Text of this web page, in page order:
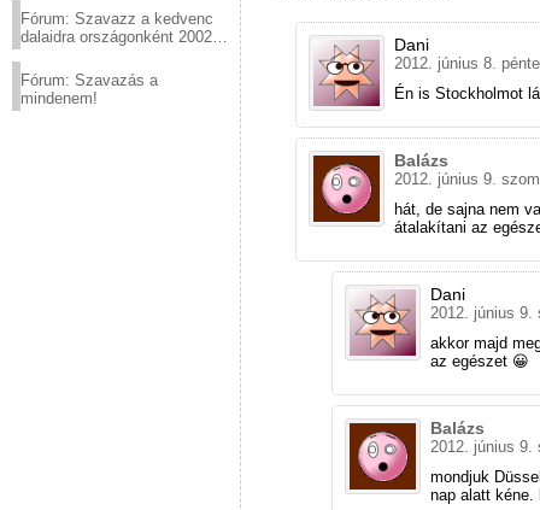
Fórum: Szavazz a kedvenc
dalaidra országonként 2002
Fórum: Szavazás a
mindenem!
Dani
2012. június 8.
Én is Stockholmot
Balázs
2012. június 9.
hát, de sajna nem
átalakítani az
Dani
2012. június 9.
akkor majd
az egészet 😀
Balázs
2012. június 9.
mondjuk
nap alatt kéne.